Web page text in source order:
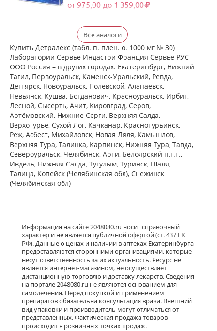
от 975,00 до 1 359,00
Детралекс (табл. п. плен. о. 500 мг №
60) Лаборатории Сервье Индастри
Франция Сервье РУС ООО Россия
есть в 28 аптеках
от 1 885,00 до 2 464,00
Венарус (табл. п. плен. о. 50 мг+450
мг № 30) Алиум АО (Московская
обл,.рп. Оболенск) Россия
есть в 27 аптеках
от 1 023,70 до 1 368,00
Венарус (табл. п. плен. о. 50 мг+450
мг № 60) Алиум АО (Московская
обл,.рп. Оболенск) Россия
есть в 29 аптеках
от 1 458,70 до 2 175,00
Детралекс (табл. п. плен. о. 1000 мг
№ 60) Лаборатории Сервье
Индастри Франция Сервье РУС ООО
Россия
есть в 34 аптеках
от 2 775,00 до 3 786,00
Флебавен (табл. п. плен. о. 500 мг №
32) КРКА-Рус ООО Россия
есть в 4 аптеках
от 920,00 до 980,00
Все аналоги
Купить Детралекс (табл. п. плен. о. 1000 мг № 30)
Лаборатории Сервье Индастри Франция Сервье РУС
ООО Россия – в других городах: Екатеринбург, Нижний
Тагил, Первоуральск, Каменск-Уральский, Ревда,
Дегтярск, Новоуральск, Полевской, Алапаевск,
Невьянск, Кушва, Богданович, Красноуральск, Ирбит,
Лесной, Сысерть, Ачит, Кировград, Серов,
Артёмовский, Нижние Cерги, Верхняя Салда,
Верхотурье, Сухой Лог, Качканар, Краснотурьинск,
Реж, Асбест, Михайловск, Новая Ляля, Камышлов,
Верхняя Тура, Талинка, Карпинск, Нижняя Тура, Тавда,
Североуральск, Челябинск, Арти, Белоярский п.г.т.,
Ивдель, Нижняя Салда, Тугулым, Туринск, Шаля,
Талица, Копейск (Челябинская обл), Снежинск
(Челябинская обл)
Информация на сайте 2048080.ru носит справочный
характер и не является публичной офертой (ст. 437 ГК
РФ). Данные о ценах и наличии в аптеках Екатеринбурга
предоставляются сторонними организациями, которые
несут ответственность за их актуальность. Ресурс не
является интернет-магазином, не осуществляет
дистанционную торговлю и доставку лекарств. Сведения
на портале 2048080.ru не являются основанием для
самолечения. Перед покупкой и применением
препаратов обязательна консультация врача. Внешний
вид упаковки и производитель могут отличаться от
представленных. Фактическая продажа товаров
происходит в розничных точках продаж.